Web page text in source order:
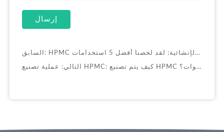
إرسال
السابق:
التالي: